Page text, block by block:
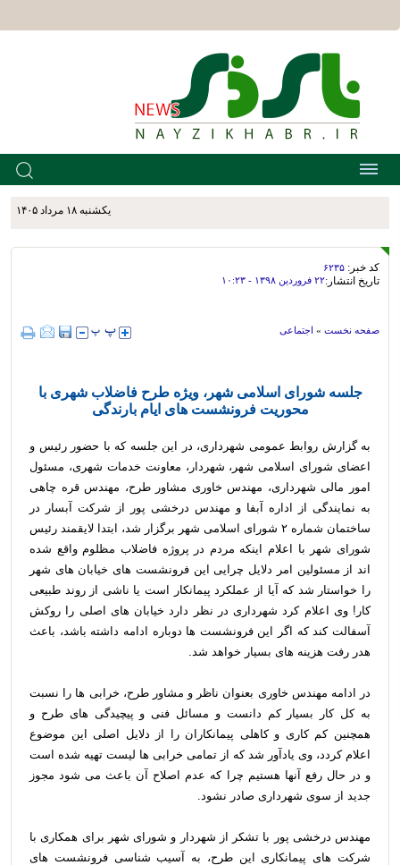
يکشنبه ۱۸ مرداد ۱۴۰۵
کد خبر: ۶۲۳۵
تاریخ انتشار:۲۲ فروردين ۱۳۹۸ - ۱۰:۲۳
صفحه نخست » اجتماعی
جلسه شورای اسلامی شهر، ویژه طرح فاضلاب شهری با
محوریت فرونشست های ایام بارندگی
به گزارش روابط عمومی شهرداری، در این جلسه که با حضور رئیس و
اعضای شورای اسلامی شهر، شهردار، معاونت خدمات شهری، مسئول
امور مالی شهرداری، مهندس خاوری مشاور طرح، مهندس قره چاهی
به نمایندگی از اداره آبفا و مهندس درخشی پور از شرکت آبسار در
ساختمان شماره ۲ شورای اسلامی شهر برگزار شد، ابتدا لایقمند رئیس
شورای شهر با اعلام اینکه مردم در پروژه فاضلاب مظلوم واقع شده
اند از مسئولین امر دلایل چرایی این فرونشست های خیابان های شهر
را خواستار شد که آیا از عملکرد پیمانکار است یا ناشی از روند طبیعی
کار! وی اعلام کرد شهرداری در نظر دارد خیابان های اصلی را روکش
آسفالت کند که اگر این فرونشست ها دوباره ادامه داشته باشد، باعث
هدر رفت هزینه های بسیار خواهد شد.
در ادامه مهندس خاوری بعنوان ناظر و مشاور طرح، خرابی ها را نسبت
به کل کار بسیار کم دانست و مسائل فنی و پیچیدگی های طرح و
همچنین کم کاری و کاهلی پیمانکاران را از دلایل اصلی این موضوع
اعلام کردد، وی یادآور شد که از تمامی خرابی ها لیست تهیه شده است
و در حال رفع آنها هستیم چرا که عدم اصلاح آن باعث می شود مجوز
جدید از سوی شهرداری صادر نشود.
مهندس درخشی پور با تشکر از شهردار و شورای شهر برای همکاری با
شرکت های پیمانکاری این طرح، به آسیب شناسی فرونشست های